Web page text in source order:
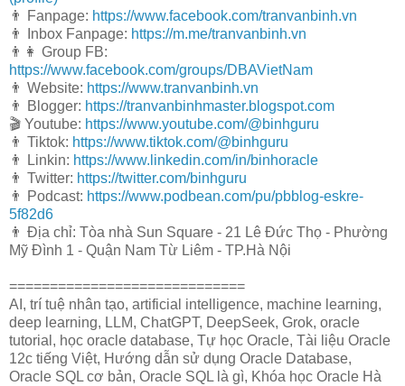
👨 Fanpage: https://www.facebook.com/tranvanbinh.vn
👨 Inbox Fanpage: https://m.me/tranvanbinh.vn
👨👩 Group FB:
https://www.facebook.com/groups/DBAVietNam
👨 Website: https://www.tranvanbinh.vn
👨 Blogger: https://tranvanbinhmaster.blogspot.com
🎬 Youtube: https://www.youtube.com/@binhguru
👨 Tiktok: https://www.tiktok.com/@binhguru
👨 Linkin: https://www.linkedin.com/in/binhoracle
👨 Twitter: https://twitter.com/binhguru
👨 Podcast: https://www.podbean.com/pu/pbblog-eskre-
5f82d6
👨 Địa chỉ: Tòa nhà Sun Square - 21 Lê Đức Thọ - Phường
Mỹ Đình 1 - Quận Nam Từ Liêm - TP.Hà Nội
=============================
AI, trí tuệ nhân tạo, artificial intelligence, machine learning,
deep learning, LLM, ChatGPT, DeepSeek, Grok, oracle
tutorial, học oracle database, Tự học Oracle, Tài liệu Oracle
12c tiếng Việt, Hướng dẫn sử dụng Oracle Database,
Oracle SQL cơ bản, Oracle SQL là gì, Khóa học Oracle Hà